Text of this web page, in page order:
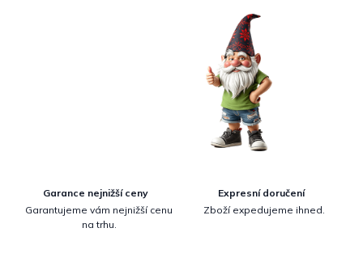
Garance nejnižší ceny
Garantujeme vám nejnižší cenu
na trhu.
Expresní doručení
Zboží expedujeme ihned.